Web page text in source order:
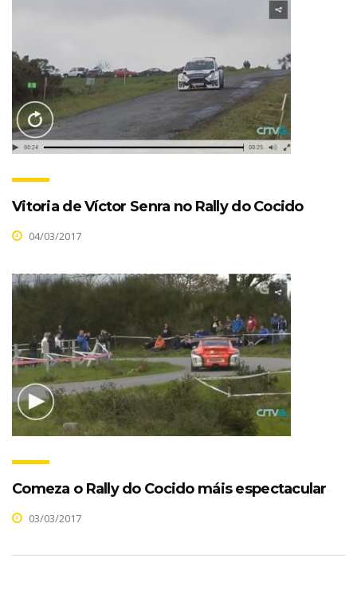
Vitoria de Víctor Senra no Rally do Cocido
04/03/2017
Comeza o Rally do Cocido máis espectacular
03/03/2017